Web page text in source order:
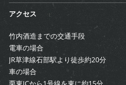
アクセス
竹内酒造までの交通手段
電車の場合
JR草津線石部駅より徒歩約20分
車の場合
栗東ICから1号線を東に約15分